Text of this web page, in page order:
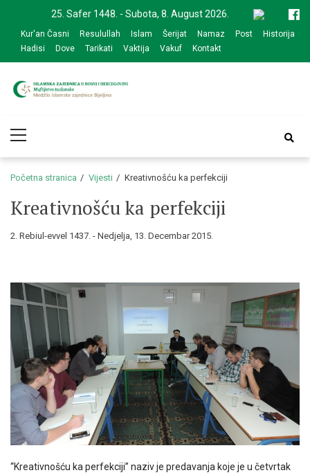
navigation
content
25. Safer 1448. - Subota, 8. August 2026.
Kur'an Časni Resulullah Islam Šerijat Namaz Post
Historija
Hadisi
Dove Tarikati Vaktija Vakuf Kontakt
zajednice Bijeljina
Menu
Početna stranica Vijesti Kreativnošću ka perfekciji
Kreativnošću ka perfekciji
2. Rebiul-evvel 1437. - Nedjelja, 13. Decembar 2015.
“Kreativnošću ka perfekciji” naziv je predavanja koje je u četvrtak